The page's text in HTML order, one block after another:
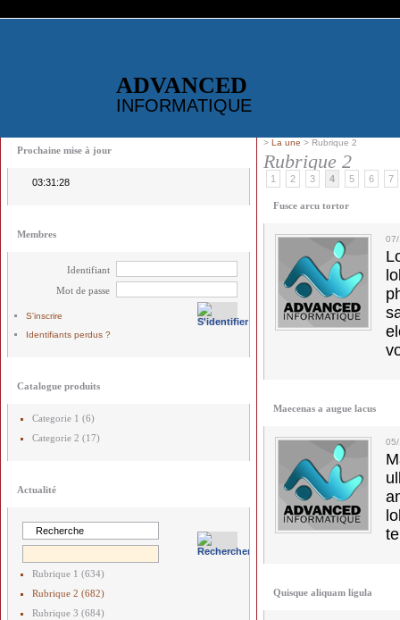
ADVANCED
INFORMATIQUE
Prochaine mise à jour
03:31:28
Membres
Identifiant
Mot de passe
S'inscrire
Identifiants perdus ?
Catalogue produits
Categorie 1 (6)
Categorie 2 (17)
Actualité
Rubrique 1 (634)
Rubrique 2 (682)
Rubrique 3 (684)
> La une > Rubrique 2
Rubrique 2
1 2 3 4 5 6 7
Fusce arcu tortor
Maecenas a augue lacus
Quisque aliquam ligula